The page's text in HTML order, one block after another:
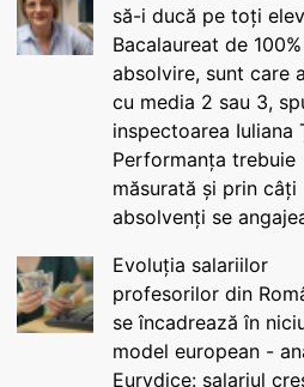
să-i ducă pe toți
Bacalaureat de 100%
absolvire, sunt care
cu media 2 sau 3,
inspectoarea Iuliana
Performanța trebuie
măsurată și prin câți
absolvenți se
Evoluția salariilor
profesorilor din
se încadrează în
model european -
Eurydice: salariul